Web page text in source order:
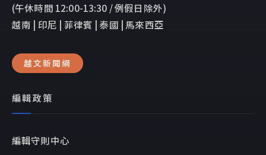
(午休時間 12:00-13:30 / 例假日除外)
越南 | 印尼 | 菲律賓 | 泰國 | 馬來西亞
越文新聞網
編輯政策
編輯守則中心